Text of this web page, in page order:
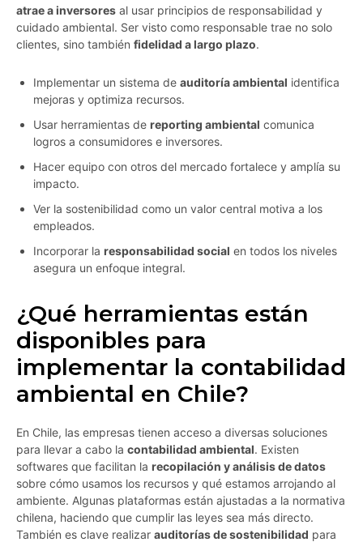
atrae a inversores al usar principios de responsabilidad y
cuidado ambiental. Ser visto como responsable trae no solo
clientes, sino también fidelidad a largo plazo.
Implementar un sistema de auditoría ambiental identifica
mejoras y optimiza recursos.
Usar herramientas de reporting ambiental comunica
logros a consumidores e inversores.
Hacer equipo con otros del mercado fortalece y amplía su
impacto.
Ver la sostenibilidad como un valor central motiva a los
empleados.
Incorporar la responsabilidad social en todos los niveles
asegura un enfoque integral.
¿Qué herramientas están
disponibles para
implementar la contabilidad
ambiental en Chile?
En Chile, las empresas tienen acceso a diversas soluciones
para llevar a cabo la contabilidad ambiental. Existen
softwares que facilitan la recopilación y análisis de datos
sobre cómo usamos los recursos y qué estamos arrojando al
ambiente. Algunas plataformas están ajustadas a la normativa
chilena, haciendo que cumplir las leyes sea más directo.
También es clave realizar auditorías de sostenibilidad para